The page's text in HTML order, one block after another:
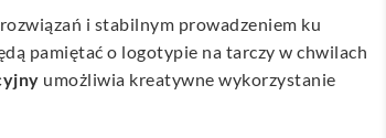
i stabilnym prowadzeniem ku
pamiętać o logotypie na tarczy w chwilach
umożliwia kreatywne wykorzystanie